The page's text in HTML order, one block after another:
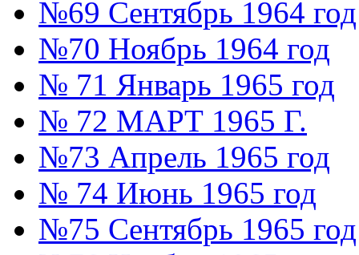
№69 Сентябрь 1964 год
№70 Ноябрь 1964 год
№ 71 Январь 1965 год
№ 72 МАРТ 1965 Г.
№73 Апрель 1965 год
№ 74 Июнь 1965 год
№75 Сентябрь 1965 год